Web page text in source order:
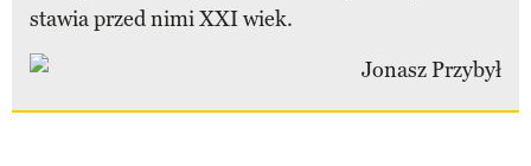
stawia przed nimi XXI wiek.